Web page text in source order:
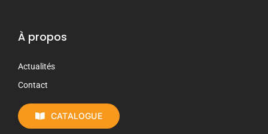
À propos
Actualités
Contact
CATALOGUE